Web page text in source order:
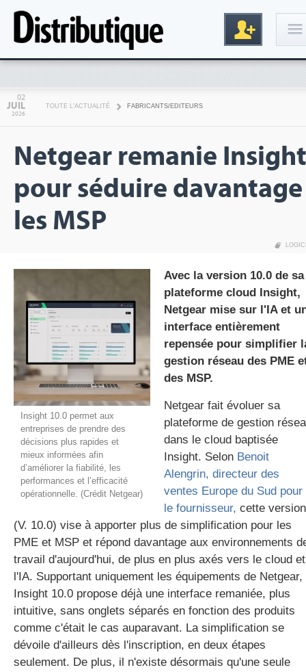
gratuite
02
JUIL
2026
TOUTE L'ACTUALITÉ FABRICANTS/EDITEURS
Netgear remanie Insight
pour séduire davantage
les MSP
Insight 10.0 permet aux
entreprises de prendre des
décisions plus rapides et
mieux informées afin
d’améliorer la fiabilité, les
performances et l’efficacité
opérationnelle. (Crédit Netgear)
Avec la version 10.0 de sa
plateforme cloud Insight,
Netgear mise sur l'IA et
interface entièrement
repensée pour simplifier
gestion réseau des PME
des MSP.
Netgear fait évoluer sa
plateforme de gestion
dans le cloud baptisée
Insight. Selon Benoit
Alengrin, directeur des
ventes Europe du Sud pour
le fournisseur, cette version
(V. 10.0) vise à apporter plus de simplification pour les
PME et MSP et répond davantage aux environnements
travail d'aujourd'hui, de plus en plus axés vers le cloud et
l'IA. Supportant uniquement les équipements de Netgear,
Insight 10.0 propose déjà une interface remaniée, plus
intuitive, sans onglets séparés en fonction des produits
comme c'était le cas auparavant. La simplification se
dévoile d'ailleurs dès l'inscription, en deux étapes
seulement. De plus, il n'existe désormais qu'une seule